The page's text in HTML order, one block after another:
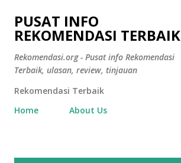
Langsung ke konten utama
PUSAT INFO
REKOMENDASI TERBAIK
Rekomendasi.org - Pusat info Rekomendasi
Terbaik, ulasan, review, tinjauan
Rekomendasi Terbaik
Home
About Us